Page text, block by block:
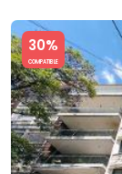
30%
COMPATIBLE
Slide 1 of 5